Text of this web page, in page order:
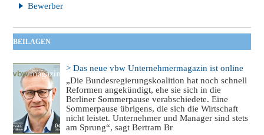
Bewerber
BEILAGEN
> Das neue vbw Unternehmermagazin ist online
„Die Bundesregierungskoalition hat noch schnell
Reformen angekündigt, ehe sie sich in die
Berliner Sommerpause verabschiedete. Eine
Sommerpause übrigens, die sich die Wirtschaft
nicht leistet. Unternehmer und Manager sind stets
am Sprung“, sagt Bertram Br